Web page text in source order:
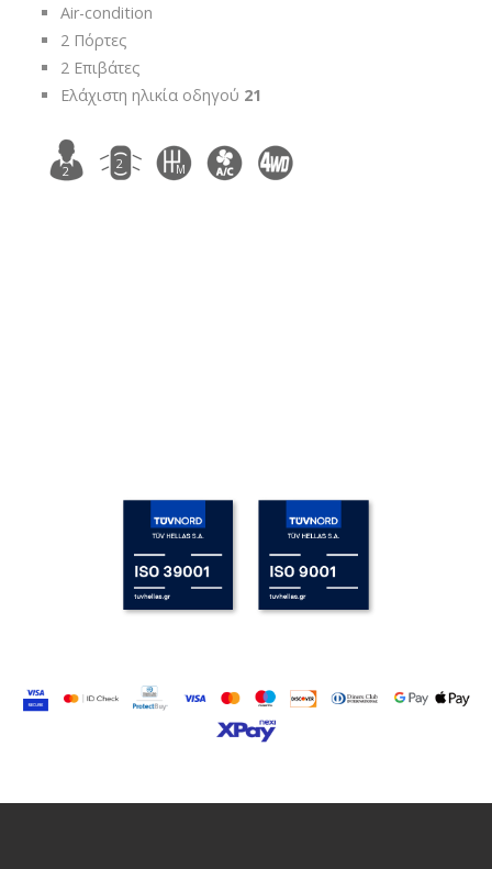
Air-condition
2 Πόρτες
2 Επιβάτες
Ελάχιστη ηλικία οδηγού 21
2 2 M